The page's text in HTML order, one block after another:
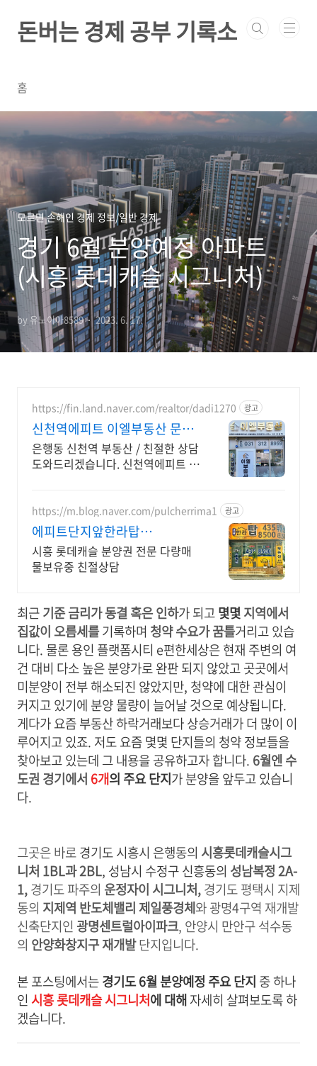
돈버는 경제 공부 기록소
홈
모르면 손해인 경제 정보/일반 경제
경기 6월 분양예정 아파트
(시흥 롯데캐슬 시그니처)
by 유노이아8589 2023. 6. 17.
https://fin.land.naver.com/realtor/dadi1270 광고
신천역에피트 이엘부동산 문의
O31 312 8959
은행동 신천역 부동산 / 친절한 상담
도와드리겠습니다. 신천역에피트 /
https://m.blog.naver.com/pulcherrima1 광고
에피트단지앞한라탑
O31.435.8500
시흥 롯데캐슬 분양권 전문 다량매
물보유중 친절상담
최근기준 금리가 동결 혹은 인하가 되고몇몇지역에서
집값이 오름세를기록하며 청약 수요가 꿈틀거리고 있습
니다. 물론 용인 플랫폼시티 e편한세상은 현재 주변의 여
건 대비 다소 높은 분양가로 완판 되지 않았고 곳곳에서
미분양이 전부 해소되진 않았지만, 청약에 대한 관심이
커지고 있기에 분양 물량이 늘어날 것으로 예상됩니다.
게다가 요즘 부동산 하락거래보다 상승거래가 더 많이 이
루어지고 있죠. 저도 요즘 몇몇 단지들의 청약 정보들을
찾아보고 있는데 그 내용을 공유하고자 합니다. 6월엔수
도권 경기에서 6개의 주요 단지가 분양을 앞두고 있습니
다.
그곳은 바로경기도 시흥시 은행동의 시흥롯데캐슬시그
니처 1BL과 2BL, 성남시 수정구 신흥동의 성남복정 2A-
1,경기도 파주의 운정자이 시그니처,경기도 평택시 지제
동의 지제역 반도체밸리 제일풍경체와 광명4구역 재개발
신축단지인 광명센트럴아이파크, 안양시 만안구 석수동
의 안양화창지구 재개발단지입니다.
본 포스팅에서는경기도 6월 분양예정 주요 단지 중 하나
인 시흥 롯데캐슬 시그니처에 대해자세히 살펴보도록 하
겠습니다.